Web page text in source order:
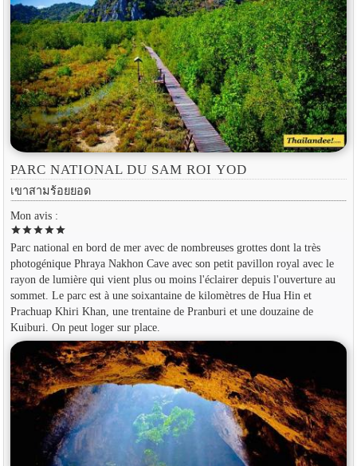
PARC NATIONAL DU SAM ROI YOD
เขาสามร้อยยอด
Mon avis :
starstarstarstarstar
Parc national en bord de mer avec de nombreuses grottes dont la très
photogénique Phraya Nakhon Cave avec son petit pavillon royal avec le
rayon de lumière qui vient plus ou moins l'éclairer depuis l'ouverture au
sommet. Le parc est à une soixantaine de kilomètres de Hua Hin et
Prachuap Khiri Khan, une trentaine de Pranburi et une douzaine de
Kuiburi. On peut loger sur place.